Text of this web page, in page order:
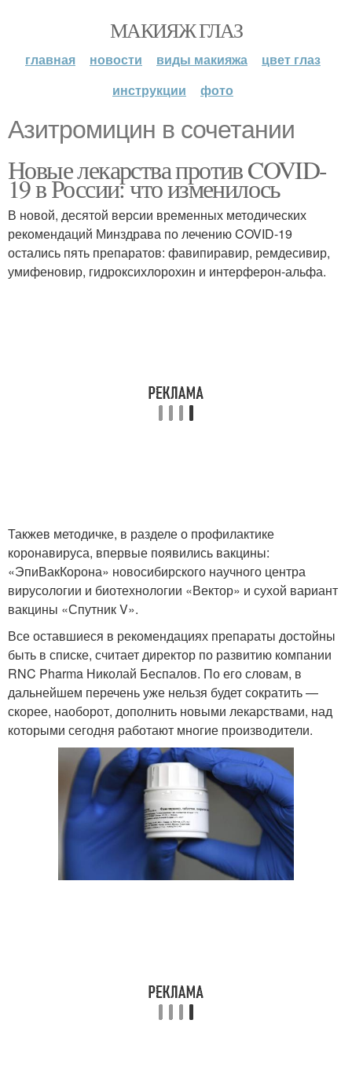
МАКИЯЖ ГЛАЗ
главная новости виды макияжа
цвет глаз
инструкции
фото
Азитромицин в сочетании
Новые лекарства против COVID-
19 в России: что изменилось
В новой, десятой версии временных методических
рекомендаций Минздрава по лечению COVID-19
остались пять препаратов: фавипиравир, ремдесивир,
умифеновир, гидроксихлорохин и интерферон-альфа.
Такжев методичке, в разделе о профилактике
коронавируса, впервые появились вакцины:
«ЭпиВакКорона» новосибирского научного центра
вирусологии и биотехнологии «Вектор» и сухой вариант
вакцины «Спутник V».
Все оставшиеся в рекомендациях препараты достойны
быть в списке, считает директор по развитию компании
RNC Pharma Николай Беспалов. По его словам, в
дальнейшем перечень уже нельзя будет сократить —
скорее, наоборот, дополнить новыми лекарствами, над
которыми сегодня работают многие производители.